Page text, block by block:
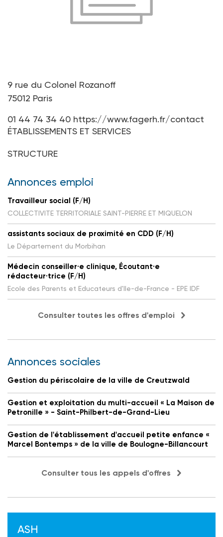
9 rue du Colonel Rozanoff
75012 Paris
01 44 74 34 40 https://www.fagerh.fr/contact
ÉTABLISSEMENTS ET SERVICES
STRUCTURE
Annonces emploi
Travailleur social (F/H)
COLLECTIVITE TERRITORIALE SAINT-PIERRE ET MIQUELON
assistants sociaux de proximité en CDD (F/H)
Le Département du Morbihan
Médecin conseiller·e clinique, Écoutant·e
rédacteur·trice (F/H)
Ecole des Parents et Educateurs d'Ile-de-France - EPE IDF
Consulter toutes les offres d'emploi
Annonces sociales
Gestion du périscolaire de la ville de Creutzwald
Gestion et exploitation du multi-accueil « La Maison de
Petronille » - Saint-Philbert-de-Grand-Lieu
Gestion de l'établissement d'accueil petite enfance «
Marcel Bontemps » de la ville de Boulogne-Billancourt
Consulter tous les appels d'offres
ASH